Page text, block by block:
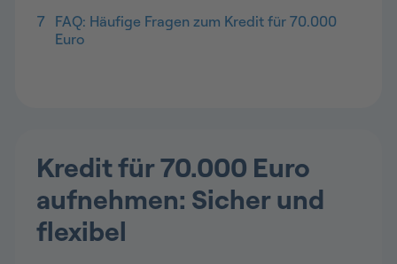
7
FAQ: Häufige Fragen zum Kredit für 70.000
Euro
Kredit für 70.000 Euro
aufnehmen: Sicher und
flexibel